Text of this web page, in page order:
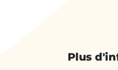
Plus